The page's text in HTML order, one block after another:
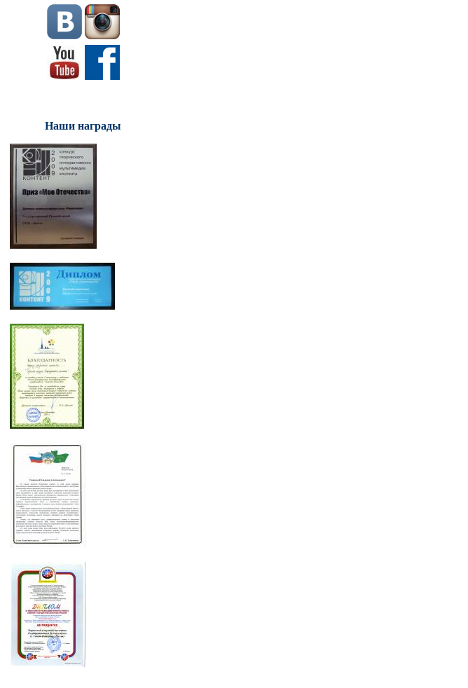
Наши награды